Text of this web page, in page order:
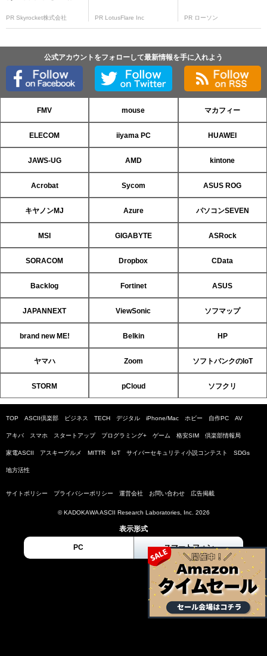
PR Skyrocket株式会社 PR LotusFlare Inc PR ローソン
公式アカウントをフォローして最新情報を手に入れよう
FMV mouse マカフィー
ELECOM iiyama PC HUAWEI
JAWS-UG AMD kintone
Acrobat Sycom ASUS ROG
キヤノンMJ Azure パソコンSEVEN
MSI GIGABYTE ASRock
SORACOM Dropbox CData
Backlog Fortinet ASUS
JAPANNEXT ViewSonic ソフマップ
brand new ME! Belkin HP
ヤマハ Zoom ソフトバンクのIoT
STORM pCloud ソフクリ
TOP ASCII倶楽部 ビジネス TECH デジタル iPhone/Mac ホビー 自作PC AV
アキバ スマホ スタートアップ プログラミング+ ゲーム 格安SIM 倶楽部情報局
家電ASCII アスキーグルメ MITTR IoT サイバーセキュリティ小説コンテスト SDGs
地方活性
サイトポリシー プライバシーポリシー 運営会社 お問い合わせ 広告掲載
© KADOKAWA ASCII Research Laboratories, Inc. 2026
表示形式
PC スマートフォン